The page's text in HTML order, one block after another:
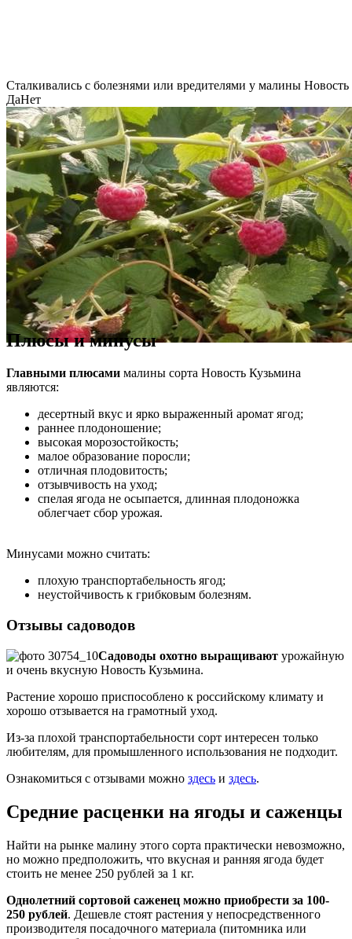
Сталкивались с болезнями или вредителями у малины Новость
ДаНет
Плюсы и минусы
Главными плюсами малины сорта Новость Кузьмина
являются:
десертный вкус и ярко выраженный аромат ягод;
раннее плодоношение;
высокая морозостойкость;
малое образование поросли;
отличная плодовитость;
отзывчивость на уход;
спелая ягода не осыпается, длинная плодоножка
облегчает сбор урожая.
Минусами можно считать:
плохую транспортабельность ягод;
неустойчивость к грибковым болезням.
Отзывы садоводов
Садоводы охотно выращивают урожайную
и очень вкусную Новость Кузьмина.
Растение хорошо приспособлено к российскому климату и
хорошо отзывается на грамотный уход.
Из-за плохой транспортабельности сорт интересен только
любителям, для промышленного использования не подходит.
Ознакомиться с отзывами можно здесь и здесь.
Средние расценки на ягоды и саженцы
Найти на рынке малину этого сорта практически невозможно,
но можно предположить, что вкусная и ранняя ягода будет
стоить не менее 250 рублей за 1 кг.
Однолетний сортовой саженец можно приобрести за 100-
250 рублей. Дешевле стоят растения у непосредственного
производителя посадочного материала (питомника или